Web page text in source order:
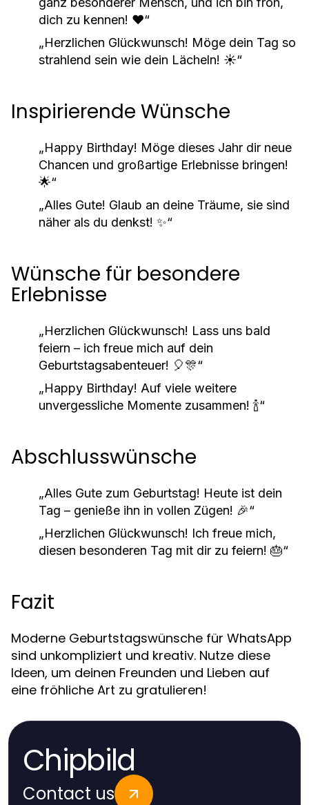
dich zu kennen! ❤️“
„Herzlichen Glückwunsch! Möge dein Tag so
strahlend sein wie dein Lächeln! ☀️“
Inspirierende Wünsche
„Happy Birthday! Möge dieses Jahr dir neue
Chancen und großartige Erlebnisse bringen!
🌟“
„Alles Gute! Glaub an deine Träume, sie sind
näher als du denkst! ✨“
Wünsche für besondere
Erlebnisse
„Herzlichen Glückwunsch! Lass uns bald
feiern – ich freue mich auf dein
Geburtstagsabenteuer! 🎈🎊“
„Happy Birthday! Auf viele weitere
unvergessliche Momente zusammen! 🍾“
Abschlusswünsche
„Alles Gute zum Geburtstag! Heute ist dein
Tag – genieße ihn in vollen Zügen! 🎉“
„Herzlichen Glückwunsch! Ich freue mich,
diesen besonderen Tag mit dir zu feiern! 🎂“
Fazit
Moderne Geburtstagswünsche für WhatsApp
sind unkompliziert und kreativ. Nutze diese
Ideen, um deinen Freunden und Lieben auf
eine fröhliche Art zu gratulieren!
Chipbild
Contact us